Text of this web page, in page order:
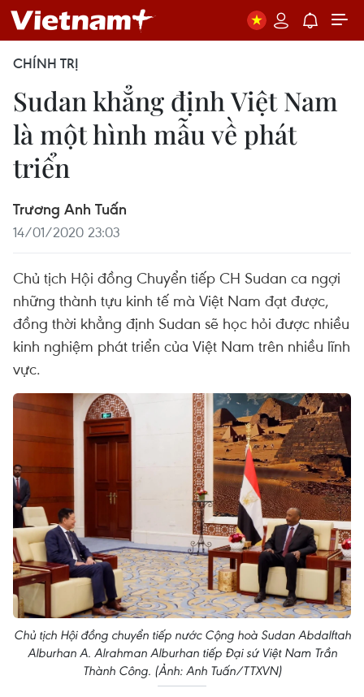
CHÍNH TRỊ
Sudan khẳng định Việt Nam
là một hình mẫu về phát
triển
Trương Anh Tuấn
14/01/2020 23:03
Chủ tịch Hội đồng Chuyển tiếp CH Sudan ca ngợi
những thành tựu kinh tế mà Việt Nam đạt được,
đồng thời khẳng định Sudan sẽ học hỏi được nhiều
kinh nghiệm phát triển của Việt Nam trên nhiều lĩnh
vực.
Chủ tịch Hội đồng chuyển tiếp nước Cộng hoà Sudan Abdalftah
Alburhan A. Alrahman Alburhan tiếp Đại sứ Việt Nam Trần
Thành Công. (Ảnh: Anh Tuấn/TTXVN)